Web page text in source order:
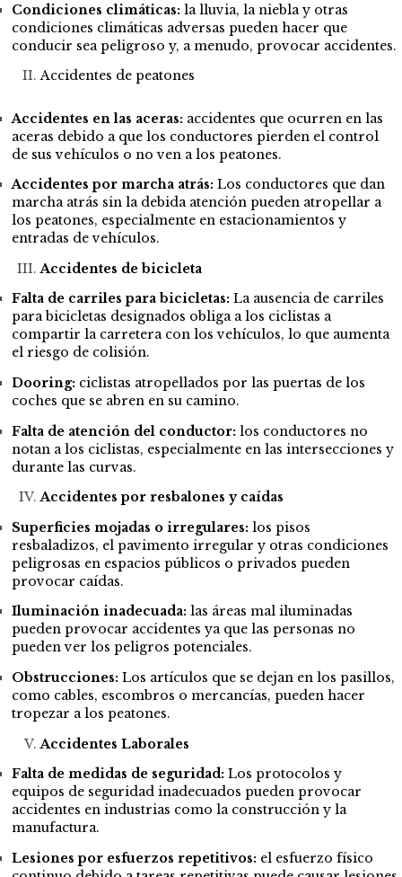
Condiciones climáticas: la lluvia, la niebla y otras
condiciones climáticas adversas pueden hacer que
conducir sea peligroso y, a menudo, provocar accidentes.
Accidentes de peatones
Accidentes en las aceras: accidentes que ocurren en las
aceras debido a que los conductores pierden el control
de sus vehículos o no ven a los peatones.
Accidentes por marcha atrás: Los conductores que dan
marcha atrás sin la debida atención pueden atropellar a
los peatones, especialmente en estacionamientos y
entradas de vehículos.
Accidentes de bicicleta
Falta de carriles para bicicletas: La ausencia de carriles
para bicicletas designados obliga a los ciclistas a
compartir la carretera con los vehículos, lo que aumenta
el riesgo de colisión.
Dooring: ciclistas atropellados por las puertas de los
coches que se abren en su camino.
Falta de atención del conductor: los conductores no
notan a los ciclistas, especialmente en las intersecciones y
durante las curvas.
Accidentes por resbalones y caídas
Superficies mojadas o irregulares: los pisos
resbaladizos, el pavimento irregular y otras condiciones
peligrosas en espacios públicos o privados pueden
provocar caídas.
Iluminación inadecuada: las áreas mal iluminadas
pueden provocar accidentes ya que las personas no
pueden ver los peligros potenciales.
Obstrucciones: Los artículos que se dejan en los pasillos,
como cables, escombros o mercancías, pueden hacer
tropezar a los peatones.
Accidentes Laborales
Falta de medidas de seguridad: Los protocolos y
equipos de seguridad inadecuados pueden provocar
accidentes en industrias como la construcción y la
manufactura.
Lesiones por esfuerzos repetitivos: el esfuerzo físico